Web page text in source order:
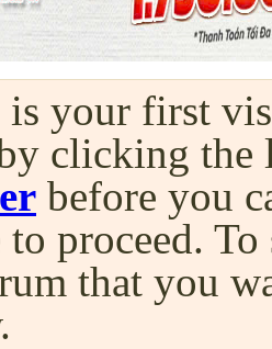
your first
clicking the
before you
to proceed.
that you